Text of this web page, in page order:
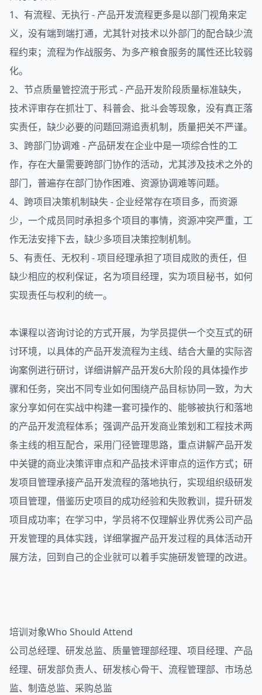
1、有流程、无执行 - 产品开发流程更多是以部门视角来定
义，没有端到端打通，尤其针对技术以外部门的配合缺少流
程约束；流程为作战服务、为多产粮食服务的属性还比较弱
化。
2、节点质量管控流于形式 - 产品开发阶段质量标准缺失，
技术评审存在抓壮丁、科普会、批斗会等现象，没有真正落
实责任，缺少必要的问题回溯追责机制，质量把关不严谨。
3、跨部门协调难 - 产品研发在企业中是一项综合性的工
作，存在大量需要跨部门协作的活动，尤其涉及技术之外的
部门，普遍存在部门协作困难、资源协调难等问题。
4、跨项目决策机制缺失 - 企业经常存在项目多，而资源
少，一个成员同时承担多个项目的事情，资源冲突严重，工
作无法安排下去，缺少多项目决策控制机制。
5、有责任、无权利 - 项目经理承担了项目成败的责任，但
缺少相应的权利保证，名为项目经理，实为项目秘书，如何
实现责任与权利的统一。
本课程以咨询讨论的方式开展，为学员提供一个交互式的研
讨环境，以具体的产品开发流程为主线、结合大量的实际咨
询案例进行研讨，详细讲解产品开发6大阶段的具体操作步
骤和任务，突出不同专业如何围绕产品目标协同一致，为大
家分享如何在实战中构建一套可操作的、能够被执行和落地
的产品开发流程体系；强调产品开发商业策划和工程技术两
条主线的相互配合，采用门径管理思路，重点讲解产品开发
中关键的商业决策评审点和产品技术评审点的运作方式；研
发项目管理承接产品开发流程的落地执行，实现组织级研发
项目管理，借鉴历史项目的成功经验和失败教训，提升研发
项目成功率；在学习中，学员将不仅理解业界优秀公司产品
开发管理的具体实践，详细掌握产品开发过程的具体活动开
展方法，回到自己的企业就可以着手实施研发管理的改进。
培训对象Who Should Attend
公司总经理、研发总监、质量管理部经理、项目经理、产品
经理、研发部负责人、研发核心骨干、流程管理部、市场总
监、制造总监、采购总监